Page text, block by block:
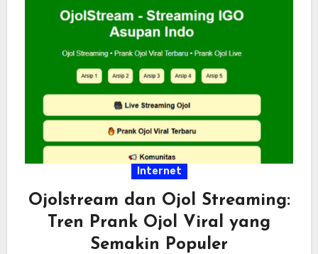
Internet
Ojolstream dan Ojol Streaming:
Tren Prank Ojol Viral yang
Semakin Populer